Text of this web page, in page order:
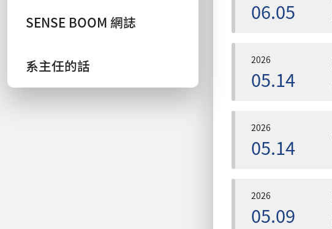
SENSE BOOM 網誌
系主任的話
06.05
2026
05.14
2026
05.14
2026
05.09